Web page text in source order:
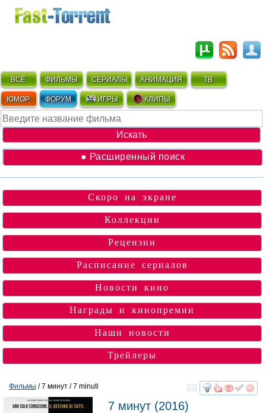
ВСЁ ФИЛЬМЫ СЕРИАЛЫ АНИМАЦИЯ ТВ
ЮМОР ФОРУМ ИГРЫ КЛИПЫ
● Расширенный поиск
Скоро на экране
Коллекции
Рецензии
Расписание сериалов
Новости кино
Награды и кинопремии
Наши новости
Трейлеры
смотреть
Фильмы / 7 минут / 7 minuti
7 минут (2016)